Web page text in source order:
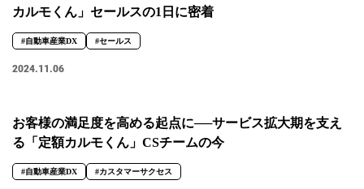
カルモくん」セールスの1日に密着
#自動車産業DX #セールス
2024.11.06
お客様の満足度を高める起点に──サービス拡大期を支え
る「定額カルモくん」CSチームの今
#自動車産業DX #カスタマーサクセス